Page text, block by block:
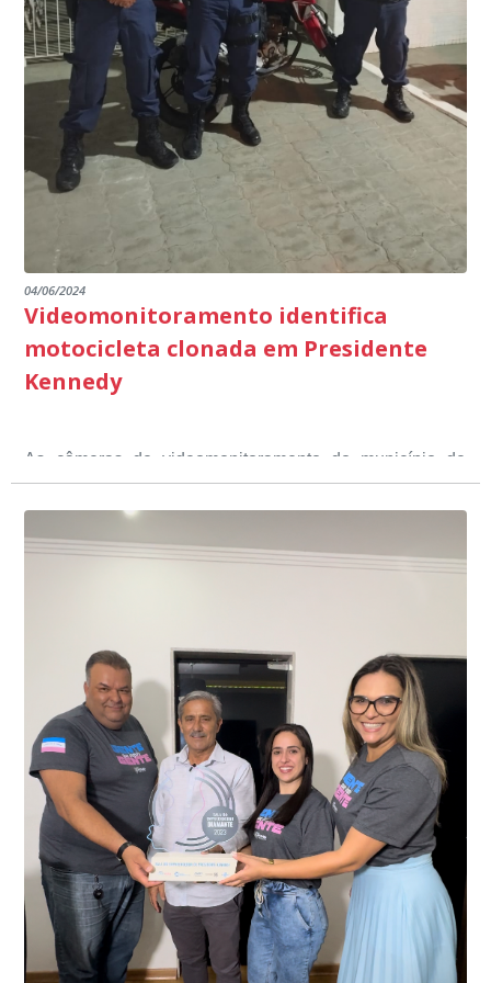
escuta pública tudo o que está sendo feito pela
Educação em Presidente Kennedy.
outros) são todos voltados para o desenvolvimento total
dos educandos. Tudo isso também foi demonstrado ao
Ministério Público através de depoimentos
emocionantes de pais e professores no decorrer da
escuta pública.
destacando ainda mais o compromisso de todos em
promover uma atuação coordenada, integrada e
dialogada em prol do desenvolvimento educacional.
04/06/2024
Videomonitoramento identifica
motocicleta clonada em Presidente
Kennedy
As câmeras de videomonitoramento do município de
Presidente Kennedy identificaram neste fim de semana,
01 de junho, uma motocicleta com indícios de
adulteração, imediatamente, a central de
videomonitoramento acionou a Guarda Civil Municipal,
Durante a abordagem a adulteração foi comprovada,
através da conferência do Chassi, a motocicleta, bem
conta do sistema de videomonitoramento instalado
recentemente em todo o município de Presidente
Kennedy, o sistema é integrado com outros municípios
do país, sendo possível a identificação de veículos por
meio do cruzamento de informações, nesse caso
específico, com dados de uma cidade do Estado do Rio
de Janeiro.
“Mais de 100 câmeras foram instaladas na sede e no
interior de Presidente Kennedy, garantindo mais
segurança à população, seja nas ruas, no comércio, os
produtores agropecuários. Estamos no rumo certo,
parabéns a todos os servidores que contribuem para a
segurança da nossa cidade”, destaca o prefeito Dorlei
Fontão.